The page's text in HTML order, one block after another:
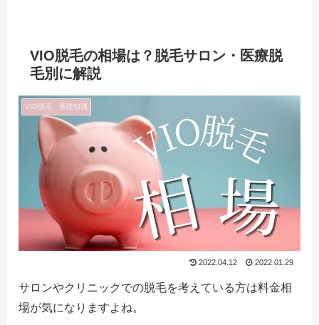
VIO脱毛の相場は？脱毛サロン・医療脱
毛別に解説
VIO脱毛 基礎知識
2022.04.12 2022.01.29
サロンやクリニックでの脱毛を考えている方は料金相
場が気になりますよね。